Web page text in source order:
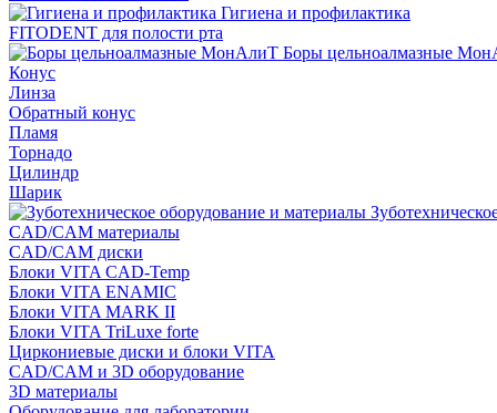
Гигиена и профилактика
FITODENT для полости рта
Боры цельноалмазные
Конус
Линза
Обратный конус
Пламя
Торнадо
Цилиндр
Шарик
CAD/CAM материалы
CAD/CAM диски
Блоки VITA CAD-Temp
Блоки VITA ENAMIC
Блоки VITA MARK II
Блоки VITA TriLuxe forte
Циркониевые диски и блоки VITA
CAD/CAM и 3D оборудование
3D материалы